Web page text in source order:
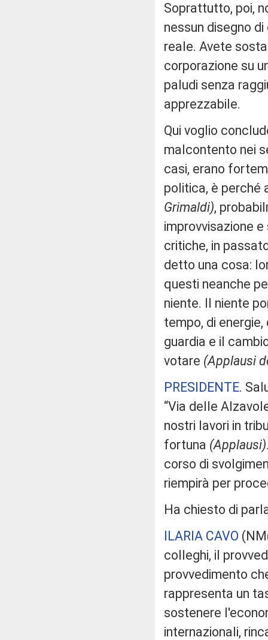
Soprattutto, poi,
nessun disegno
reale. Avete
corporazione su
paludi senza
apprezzabile.
Qui voglio
malcontento nei
casi, erano
politica, è
Grimaldi),
improvvisazione
critiche, in
detto una cosa:
questi neanche
niente. Il niente
tempo, di energie,
guardia e il
votare (Applausi
PRESIDENTE.
“Via delle
nostri lavori in
fortuna (Applausi)
corso di
riempirà per
Ha chiesto di
ILARIA CAVO (
colleghi, il
provvedimento
rappresenta un
sostenere
internazionali,